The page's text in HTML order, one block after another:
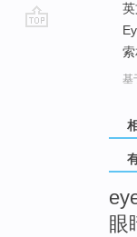
英
基
眼